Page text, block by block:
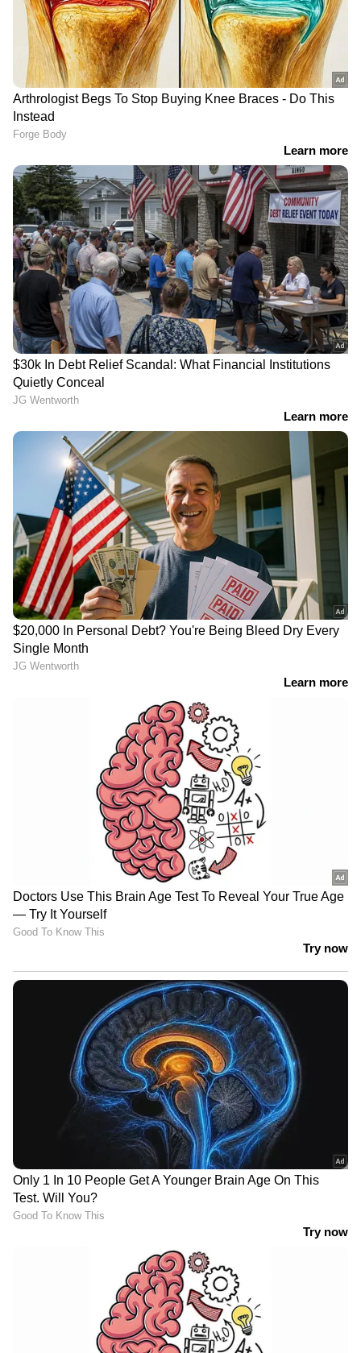
'ഇതാ നോക്ക്, 3550 രൂപ
കൊടുത്ത് പരിശോധന
നടത്തി കിട്ടിയ റിസൾട്ട്';
വെരി വെരി സോറി,
ഹെലൻ ഓഫ് സ്പാർട്ട
മിക്ക ചോദ്യങ്ങൾക്കും
മറ്റൊരു പിഎസ്‍സി
സംശയം, മുഖ്യമന്ത്രിക്ക്
പരാതി
രാജ്യസഭയിൽ പ്രതിപക്ഷ ബഹളം;
അമിത് ഷാ സഭയിലെത്തി
പ്രസ്‌താവന നടത്തണമെന്ന്
ഖാർഗെ
വെൺമണിയിൽ
അച്ചൻകോവിലാറിൽ നിന്നുള്ള
റെഗുലേറ്റർ തകർന്നതോടെ
ദുരിതം; പരാതി നൽകി മടുത്ത്
നാട്ടുകാർ